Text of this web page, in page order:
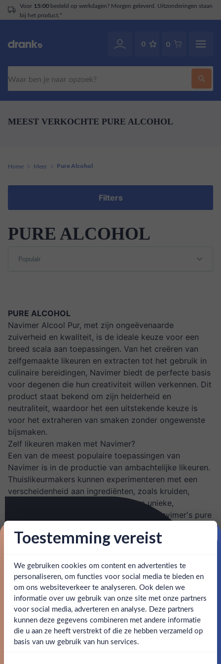
Voor 15:00besteld op werkdagen? Morgen geleverd. Uitzonderingen staan
bij het product.*
0 0
Ben jij 18 jaar of ouder?
Ja Nee
MEEST VERKOCHTE PURE ALCOHOL
Home Meer Pure Alcohol
Filters
PURE ALCOHOL
PURE ALCOHOL
Navimer Alcool Pur, met zijn ongeëvenaarde
zuiverheid en kwaliteit, is de ideale keuze voor een
breed scala aan toepassingen. Van het creëren van
zelfgemaakte likeuren en extracten tot het gebruik in
culinaire bereidingen, Navimer biedt de perfecte basis
voor degenen die hun creativiteit willen verkennen. Dit
product staat bekend om zijn helderheid en
neutraliteit, waardoor het een uitstekende keuze is
voor het extraheren van smaken zonder ongewenste
bijsmaken.
Zelf likeuren maken met Navimer?
Een van de meest populaire toepassingen van
Navimer is in de productie van ambachtelijke likeuren.
Thuislikeurmakers kunnen experimenteren met een
verscheidenheid aan ingrediënten, zoals kruiden,
specerijen, vruchten en bloemen, om unieke,
gepersonaliseerde drankjes te creëren. Navimer's pure
aroma's van deze ingrediënten optimaal worden
eindproduct.
Wat kun je nog meer met Navimer?
Daarnaast leentNavimer zich uitstekend voor het
maken van extracten, zoals vanille-, amandel- en
citrusextracten. Deze natuurlijke smaakmakers zijn
onmisbaar in de keuken en bieden een diepte en
rijkdom aan gebak, desserts en zelfs hartige
gerechten. De zuiverheid van Navimer garandeert dat
Toestemming vereist
We gebruiken cookies om content en advertenties te
personaliseren, om functies voor social media te bieden en
om ons websiteverkeer te analyseren. Ook delen we
informatie over uw gebruik van onze site met onze partners
voor social media, adverteren en analyse. Deze partners
kunnen deze gegevens combineren met andere informatie
die u aan ze heeft verstrekt of die ze hebben verzameld op
basis van uw gebruik van hun services.
Proost op je eerste korting!
Schrijf je in en ontvang direct 5% korting op je eerste
bestelling.
Email
Claim mijn korting